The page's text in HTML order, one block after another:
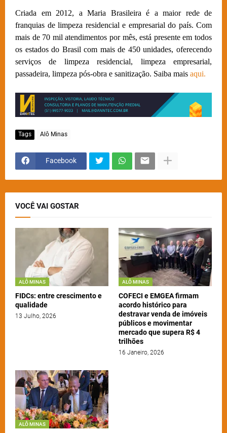
Criada em 2012, a Maria Brasileira é a maior rede de
franquias de limpeza residencial e empresarial do país. Com
mais de 70 mil atendimentos por mês, está presente em todos
os estados do Brasil com mais de 450 unidades, oferecendo
serviços de limpeza residencial, limpeza empresarial,
passadeira, limpeza pós-obra e sanitização. Saiba mais aqui.
Tags Alô Minas
Facebook
VOCÊ VAI GOSTAR
ALÔ MINAS
FIDCs: entre crescimento e
qualidade
13 Julho, 2026
ALÔ MINAS
COFECI e EMGEA firmam
acordo histórico para
destravar venda de imóveis
públicos e movimentar
mercado que supera R$ 4
trilhões
16 Janeiro, 2026
ALÔ MINAS